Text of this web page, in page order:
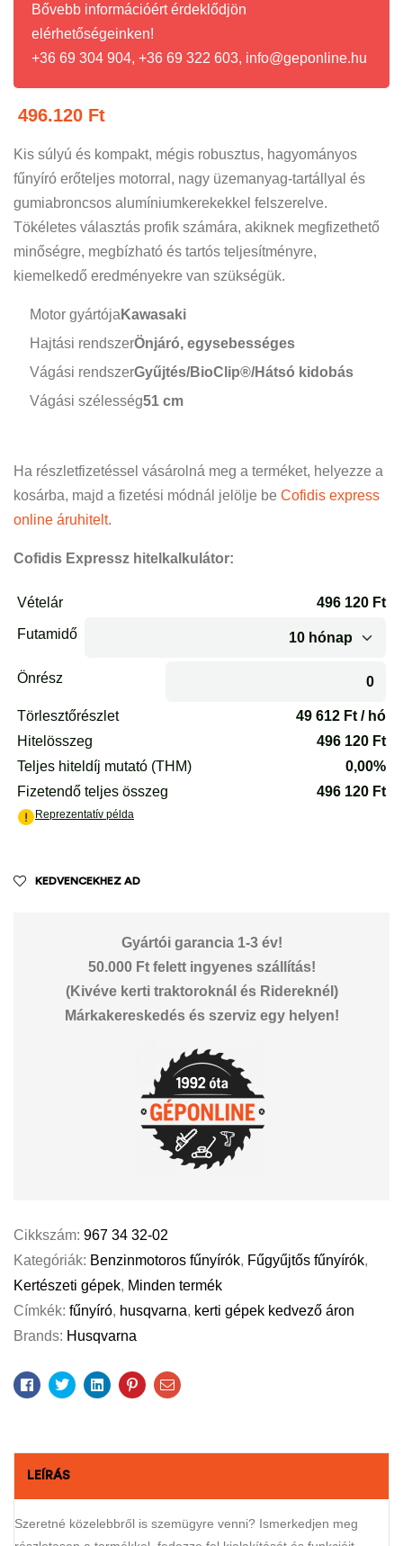
Bővebb információért érdeklődjön
elérhetőségeinken!
+36 69 304 904, +36 69 322 603, info@geponline.hu
496.120 Ft
Kis súlyú és kompakt, mégis robusztus, hagyományos
fűnyíró erőteljes motorral, nagy üzemanyag-tartállyal és
gumiabroncsos alumíniumkerekekkel felszerelve.
Tökéletes választás profik számára, akiknek megfizethető
minőségre, megbízható és tartós teljesítményre,
kiemelkedő eredményekre van szükségük.
Motor gyártója Kawasaki
Hajtási rendszerÖnjáró, egysebességes
Vágási rendszerGyűjtés/BioClip®/Hátsó kidobás
Vágási szélesség51 cm
Ha részletfizetéssel vásárolná meg a terméket, helyezze a
kosárba, majd a fizetési módnál jelölje be Cofidis express
online áruhitelt.
Cofidis Expressz hitelkalkulátor:
KEDVENCEKHEZ AD
Gyártói garancia 1-3 év!
50.000 Ft felett ingyenes szállítás!
(Kivéve kerti traktoroknál és Ridereknél)
Márkakereskedés és szerviz egy helyen!
Cikkszám: 967 34 32-02
Kategóriák: Benzinmotoros fűnyírók, Fűgyűjtős fűnyírók,
Kertészeti gépek, Minden termék
Címkék: fűnyíró, husqvarna, kerti gépek kedvező áron
Brands: Husqvarna
Facebook
TwitterLinkedinPinterestEmail
LEÍRÁS
Szeretné közelebbről is szemügyre venni? Ismerkedjen meg